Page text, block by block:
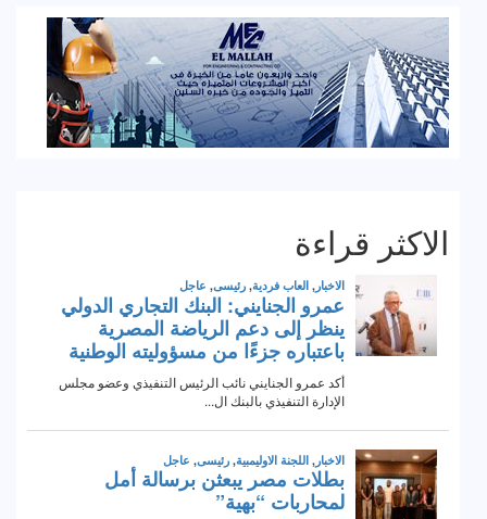
الاكثر قراءة